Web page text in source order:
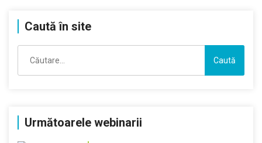
Caută în site
după:
Următoarele webinarii